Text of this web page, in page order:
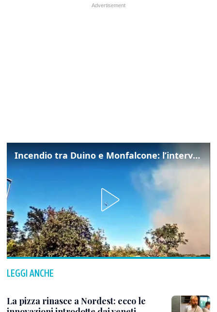
Incendio tra Duino e Monfalcone: l’intervento dei vigili del fuoco
LEGGI ANCHE
La pizza rinasce a Nordest: ecco le